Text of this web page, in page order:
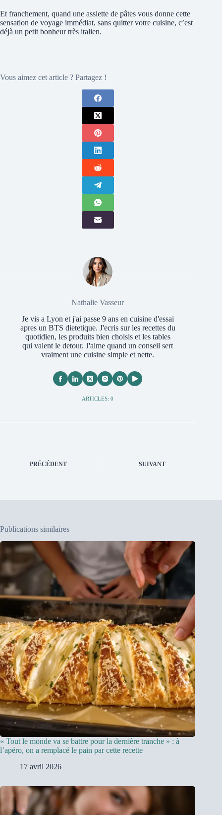
Et franchement, quand une assiette de pâtes vous donne cette
sensation de voyage immédiat, sans quitter votre cuisine, c’est
déjà un petit bonheur très italien.
Vous aimez cet article ? Partagez !
Nathalie Vasseur
Je vis a Lyon et j'ai passe 9 ans en cuisine d'essai
apres un BTS dietetique. J'ecris sur les recettes du
quotidien, les produits bien choisis et les tables
qui valent le detour. J'aime quand un conseil sert
vraiment une cuisine simple et nette.
ARTICLES: 0
PRÉCÉDENT SUIVANT
Publications similaires
« Tout le monde va se battre pour la dernière tranche » : à
l’apéro, on a remplacé le pain par cette recette
17 avril 2026